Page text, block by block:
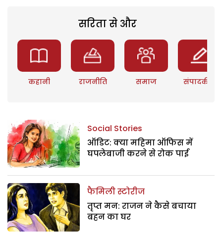
सरिता से और
कहानी राजनीति समाज संपादकीय
Social Stories
ऑडिट: क्या महिमा ऑफिस में
घपलेबाजी करने से रोक पाई
फैमिली स्टोरीज
तृप्त मन: राजन ने कैसे बचाया
बहन का घर